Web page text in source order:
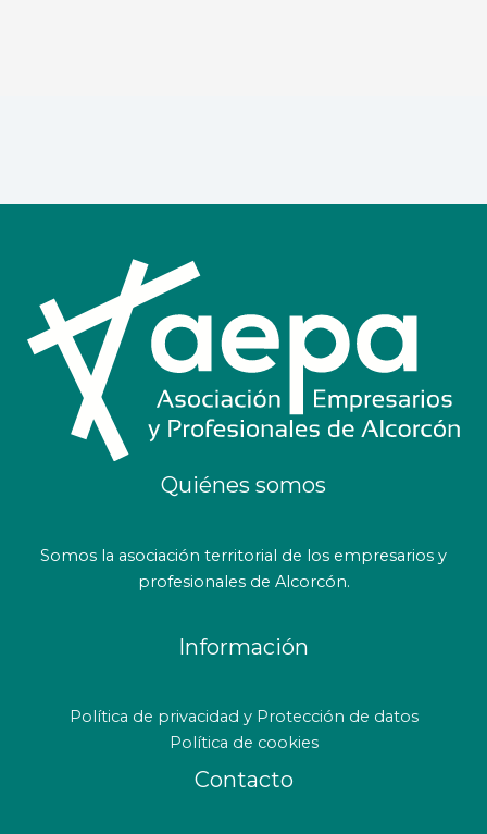
Quiénes somos
Somos la asociación territorial de los empresarios y
profesionales de Alcorcón.
Información
Política de privacidad y Protección de datos
Política de cookies
Contacto